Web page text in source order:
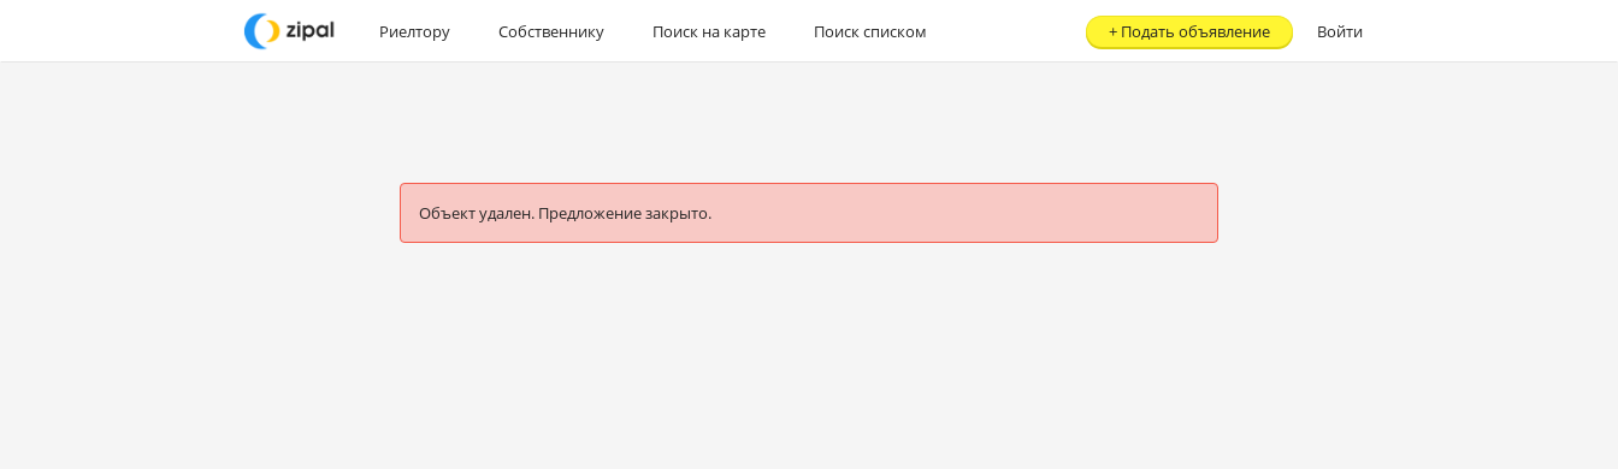
Риелтору Собственнику Поиск на карте Поиск списком Войти
+ Подать объявление
Объект удален. Предложение закрыто.